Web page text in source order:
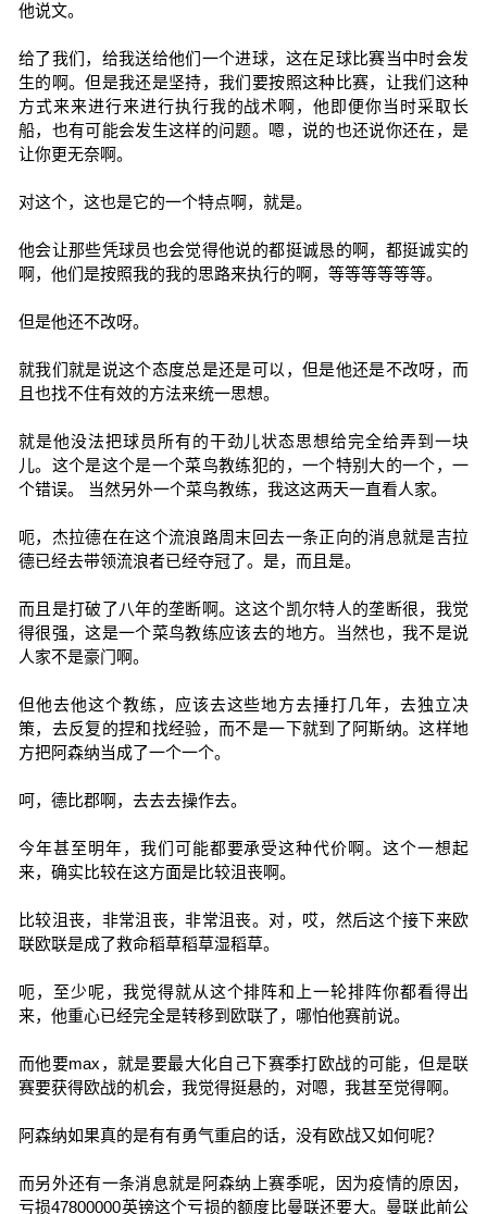
他说文。
给了我们，给我送给他们一个进球，这在足球比赛当中时会发
生的啊。但是我还是坚持，我们要按照这种比赛，让我们这种
方式来来进行来进行执行我的战术啊，他即便你当时采取长
船，也有可能会发生这样的问题。嗯，说的也还说你还在，是
让你更无奈啊。
对这个，这也是它的一个特点啊，就是。
他会让那些凭球员也会觉得他说的都挺诚恳的啊，都挺诚实的
啊，他们是按照我的我的思路来执行的啊，等等等等等等。
但是他还不改呀。
就我们就是说这个态度总是还是可以，但是他还是不改呀，而
且也找不住有效的方法来统一思想。
就是他没法把球员所有的干劲儿状态思想给完全给弄到一块
儿。这个是这个是一个菜鸟教练犯的，一个特别大的一个，一
个错误。 当然另外一个菜鸟教练，我这这两天一直看人家。
呃，杰拉德在在这个流浪路周末回去一条正向的消息就是吉拉
德已经去带领流浪者已经夺冠了。是，而且是。
而且是打破了八年的垄断啊。这这个凯尔特人的垄断很，我觉
得很强，这是一个菜鸟教练应该去的地方。当然也，我不是说
人家不是豪门啊。
但他去他这个教练，应该去这些地方去捶打几年，去独立决
策，去反复的捏和找经验，而不是一下就到了阿斯纳。这样地
方把阿森纳当成了一个一个。
呵，德比郡啊，去去去操作去。
今年甚至明年，我们可能都要承受这种代价啊。这个一想起
来，确实比较在这方面是比较沮丧啊。
比较沮丧，非常沮丧，非常沮丧。对，哎，然后这个接下来欧
联欧联是成了救命稻草稻草湿稻草。
呃，至少呢，我觉得就从这个排阵和上一轮排阵你都看得出
来，他重心已经完全是转移到欧联了，哪怕他赛前说。
而他要max，就是要最大化自己下赛季打欧战的可能，但是联
赛要获得欧战的机会，我觉得挺悬的，对嗯，我甚至觉得啊。
阿森纳如果真的是有有勇气重启的话，没有欧战又如何呢？
而另外还有一条消息就是阿森纳上赛季呢，因为疫情的原因，
亏损47800000英镑这个亏损的额度比曼联还要大。曼联此前公